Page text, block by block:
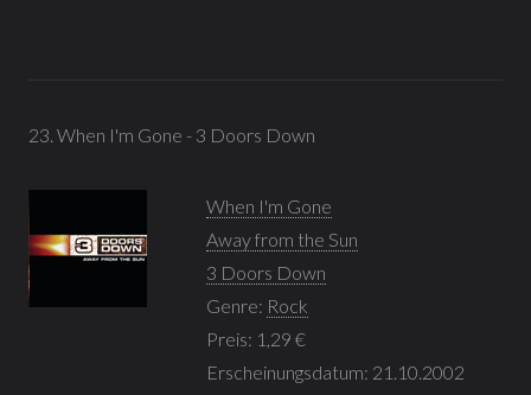
23. When I'm Gone - 3 Doors Down
When I'm Gone
Away from the Sun
3 Doors Down
Genre: Rock
Preis: 1,29 €
Erscheinungsdatum: 21.10.2002